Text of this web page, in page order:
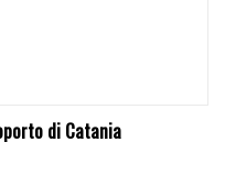
di Catania